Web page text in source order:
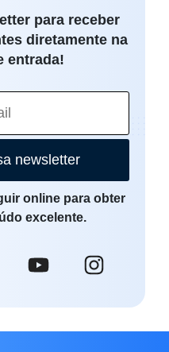
para receber
diretamente na
entrada!
newsletter
online para obter
excelente.